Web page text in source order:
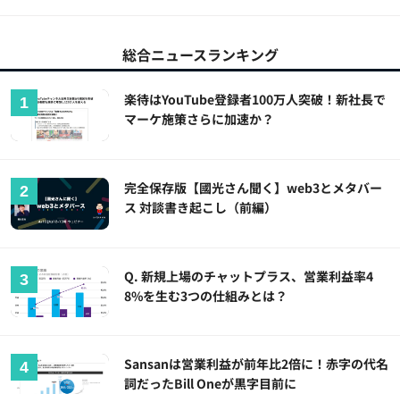
総合ニュースランキング
楽待はYouTube登録者100万人突破！新社長で
マーケ施策さらに加速か？
完全保存版【國光さん聞く】web3とメタバー
ス 対談書き起こし（前編）
Q. 新規上場のチャットプラス、営業利益率4
8%を生む3つの仕組みとは？
Sansanは営業利益が前年比2倍に！赤字の代名
詞だったBill Oneが黒字目前に